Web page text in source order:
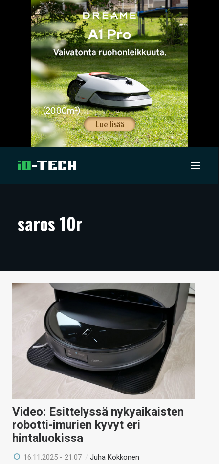
ARTIKKELIT
TECHBBS
VAIHDA TEEMA
HAKU
saros 10r
Video: Esittelyssä nykyaikaisten
robotti-imurien kyvyt eri
hintaluokissa
16.11.2025 - 21:07 /Juha Kokkonen